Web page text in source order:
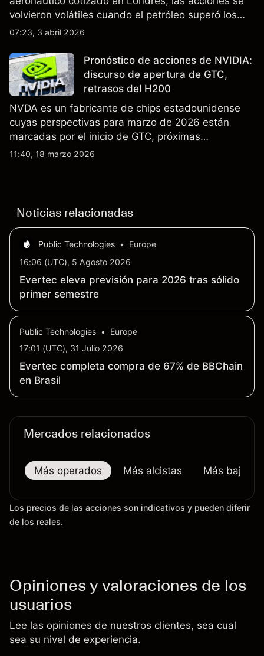
volvieron volátiles cuando el petróleo superó los
$105 y los cierres del espacio aéreo de Oriente
no es un indicador fiable de resultados futuros..
07:23, 3 abril 2026
Pronóstico de acciones de NVIDIA:
discurso de apertura de GTC,
retrasos del H200
NVDA es un fabricante de chips estadounidense
cuyas perspectivas para marzo de 2026 están
marcadas por el inicio de GTC, próximas
actualizaciones de productos y la incertidumbre
11:40, 18 marzo 2026
Noticias relacionadas
Public Technologies •
Europe
16:06 (UTC), 5 Agosto 2026
Evertec eleva previsión para 2026 tras sólido
primer semestre
Public Technologies •
Europe
17:01 (UTC), 31 Julio 2026
Evertec completa compra de 67% de BBChain
en Brasil
Mercados relacionados
Más operados Más alcistas Más bajistas
Los precios de las acciones son indicativos y pueden diferir
de los reales.
Opiniones y valoraciones de los
usuarios
Lee las opiniones de nuestros clientes, sea cual
sea su nivel de experiencia.